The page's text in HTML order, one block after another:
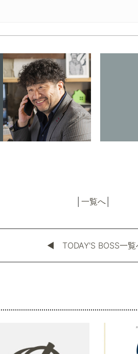
一覧へ│
◀︎ TODAY'S BOSS一覧